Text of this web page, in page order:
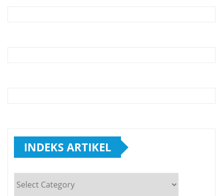
INDEKS ARTIKEL
INDEKS